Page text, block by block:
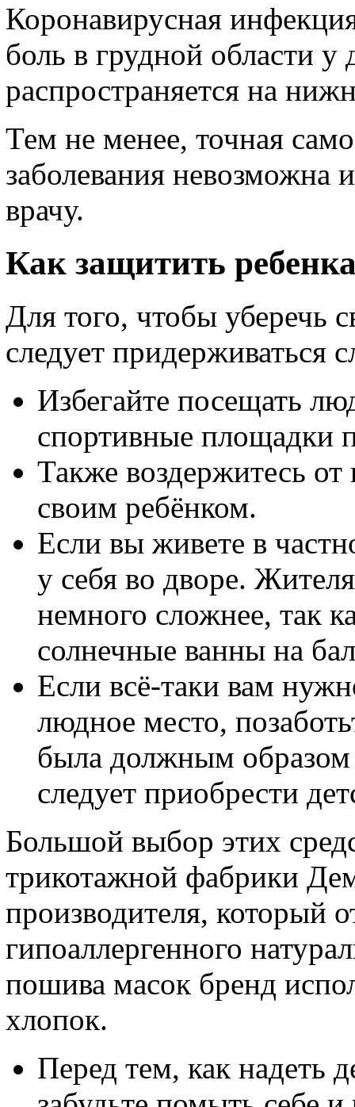
Коронавирусная
боль в грудной области у
распространяется на
Тем не менее, точная
заболевания невозможна
врачу.
Как защитить
Для того, чтобы уберечь
следует придерживаться
Избегайте посещать
спортивные площадки
Также воздержитесь от
своим ребёнком.
Если вы живете в
у себя во дворе.
немного сложнее, так
солнечные ванны на
Если всё-таки вам
людное место,
была должным
следует приобрести
Большой выбор этих
трикотажной фабрики
производителя, который
гипоаллергенного
пошива масок бренд
хлопок.
Перед тем, как надеть